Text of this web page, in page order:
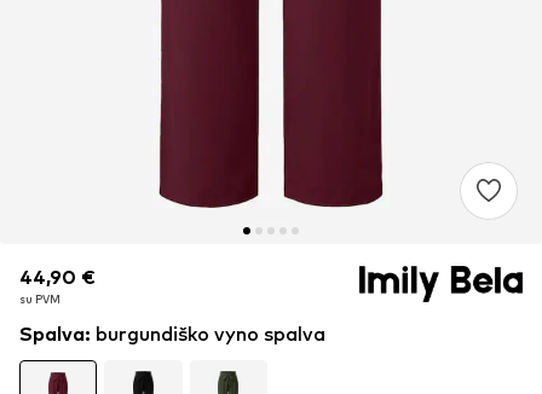
44,90 €
su PVM
44,90 €
su PVM
Spalva: burgundiško vyno spalva